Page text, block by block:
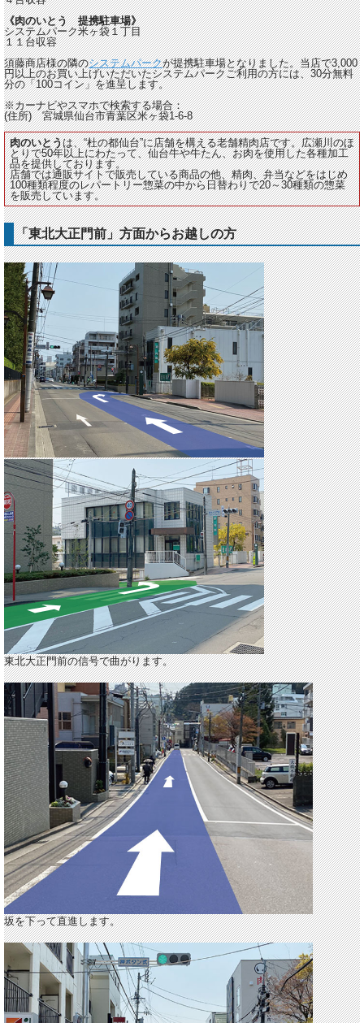
《肉のいとう 提携駐車場》
システムパーク米ヶ袋１丁目
１１台収容
須藤商店様の隣のシステムパークが提携駐車場となりました。当店で3,000
円以上のお買い上げいただいたシステムパークご利用の方には、30分無料
分の「100コイン」を進呈します。
※カーナビやスマホで検索する場合：
(住所) 宮城県仙台市青葉区米ヶ袋1-6-8
肉のいとうは、“杜の都仙台”に店舗を構える老舗精肉店です。広瀬川のほ
とりで50年以上にわたって、仙台牛や牛たん、お肉を使用した各種加工
品を提供しております。
店舗では通販サイトで販売している商品の他、精肉、弁当などをはじめ
100種類程度のレパートリー惣菜の中から日替わりで20～30種類の惣菜
を販売しています。
「東北大正門前」方面からお越しの方
東北大正門前の信号で曲がります。
坂を下って直進します。